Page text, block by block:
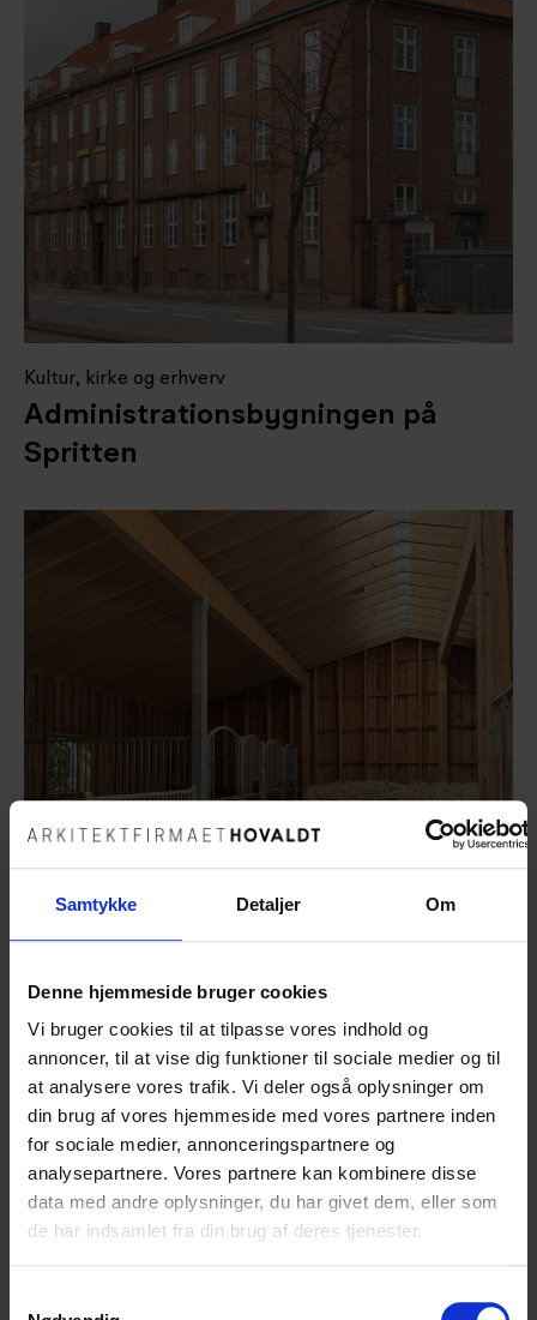
Samtykke Detaljer Om
Denne hjemmeside bruger cookies
Vi bruger cookies til at tilpasse vores indhold og
annoncer, til at vise dig funktioner til sociale medier og til
at analysere vores trafik. Vi deler også oplysninger om
din brug af vores hjemmeside med vores partnere inden
for sociale medier, annonceringspartnere og
analysepartnere. Vores partnere kan kombinere disse
data med andre oplysninger, du har givet dem, eller som
de har indsamlet fra din brug af deres tjenester.
Kultur, kirke og erhverv
Administrationsbygningen på
Spritten
Kultur, kirke og erhverv
Hestestald i skoven